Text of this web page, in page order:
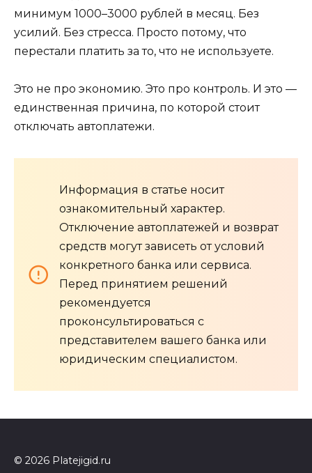
минимум 1000–3000 рублей в месяц. Без
усилий. Без стресса. Просто потому, что
перестали платить за то, что не используете.
Это не про экономию. Это про контроль. И это —
единственная причина, по которой стоит
отключать автоплатежи.
Информация в статье носит
ознакомительный характер.
Отключение автоплатежей и возврат
средств могут зависеть от условий
конкретного банка или сервиса.
Перед принятием решений
рекомендуется
проконсультироваться с
представителем вашего банка или
юридическим специалистом.
© 2026 Platejigid.ru